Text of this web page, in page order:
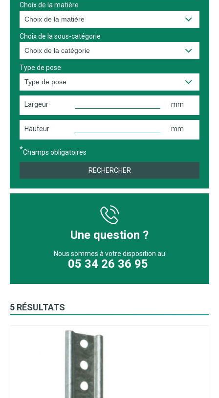
Choix de la matière
Choix de la sous-catégorie
Type de pose
Largeur mm
Hauteur mm
Champs obligatoires
RECHERCHER
Une question ?
Nous sommes à votre disposition au
05 34 26 36 95
5 RÉSULTATS